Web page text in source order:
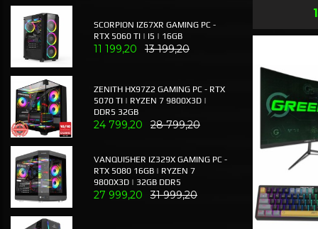
SCORPION IZ67XR GAMING PC -
RTX 5060 TI | I5 | 16GB
11 199,20 13 199,20
ZENITH HX97Z2 GAMING PC - RTX
5070 TI | RYZEN 7 9800X3D |
DDR5 32GB
24 799,20 28 799,20
VANQUISHER IZ329X GAMING PC -
RTX 5080 16GB | RYZEN 7
9800X3D | 32GB DDR5
27 999,20 31 999,20